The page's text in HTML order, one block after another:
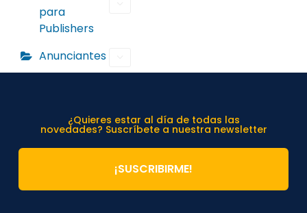
para
Publishers
Anunciantes
¿Quieres estar al día de todas las
novedades? Suscríbete a nuestra newsletter
¡SUSCRIBIRME!